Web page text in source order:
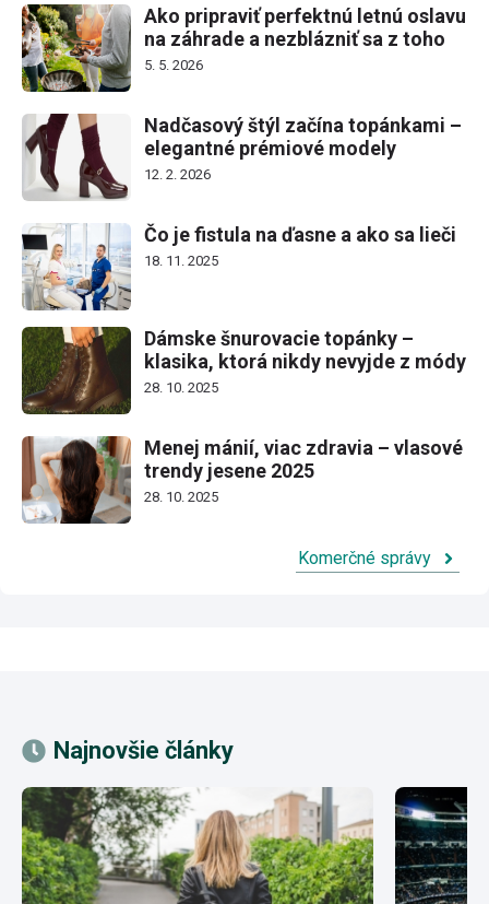
Ako pripraviť perfektnú letnú oslavu
na záhrade a nezblázniť sa z toho
5. 5. 2026
Nadčasový štýl začína topánkami –
elegantné prémiové modely
12. 2. 2026
Čo je fistula na ďasne a ako sa lieči
18. 11. 2025
Dámske šnurovacie topánky –
klasika, ktorá nikdy nevyjde z módy
28. 10. 2025
Menej mánií, viac zdravia – vlasové
trendy jesene 2025
28. 10. 2025
Komerčné správy
Najnovšie články